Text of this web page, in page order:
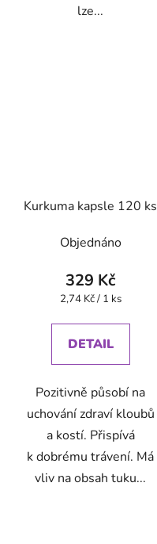
lze...
Kurkuma kapsle 120 ks
Objednáno
329 Kč
Měrná
2,74 Kč / 1 ks
DETAIL
Pozitivně působí na
uchování zdraví kloubů
a kostí. Přispívá
k dobrému trávení. Má
vliv na obsah tuku...